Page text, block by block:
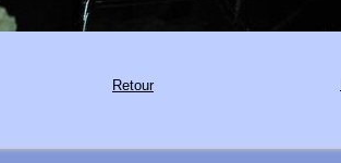
Retour